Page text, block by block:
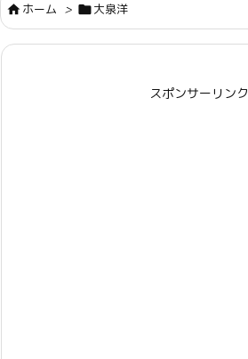
ホーム > 大泉洋
スポンサーリンク